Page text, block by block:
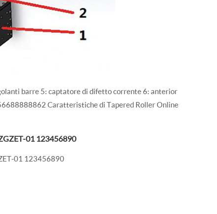
barre 5: captatore di difetto corrente 6: anterior
Caratteristiche di Tapered Roller Online
01 123456890
01 123456890